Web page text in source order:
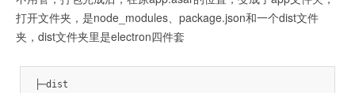
打开文件夹，是node_modules、package.json和一个dist文件
夹，dist文件夹里是electron四件套
├─dist